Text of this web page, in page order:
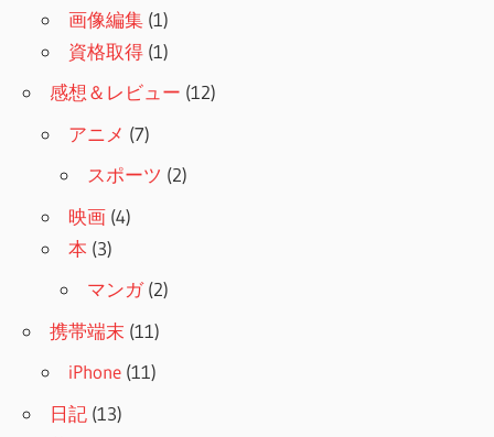
画像編集 (1)
資格取得 (1)
感想＆レビュー (12)
アニメ (7)
スポーツ (2)
映画 (4)
本 (3)
マンガ(2)
携帯端末 (11)
iPhone (11)
日記 (13)